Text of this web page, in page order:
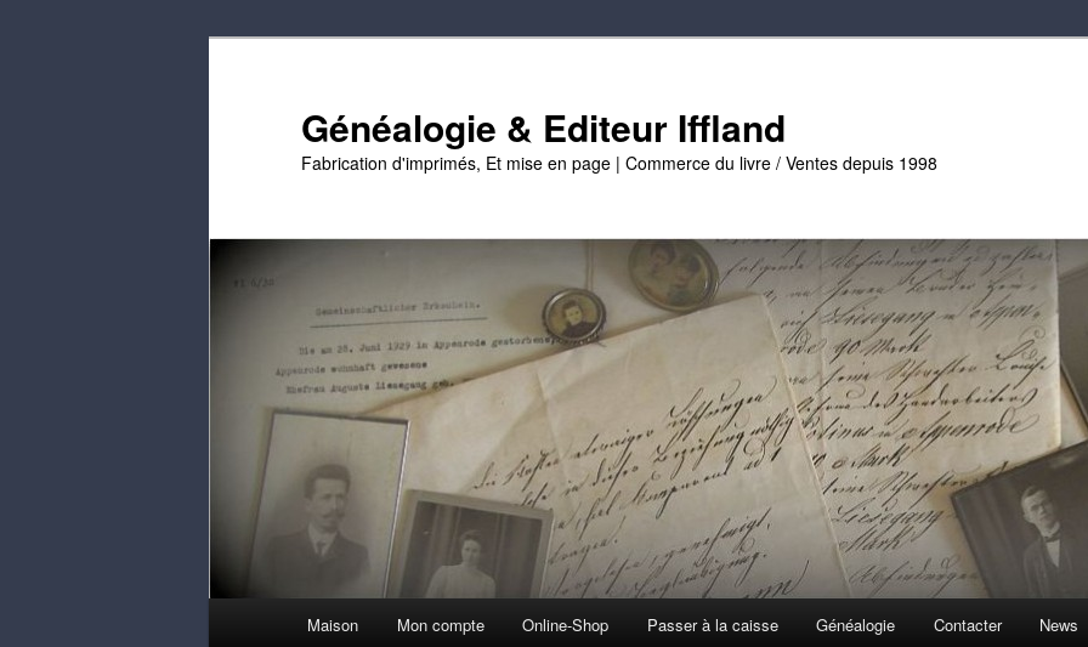
Généalogie & Editeur Iffland
Fabrication d'imprimés, Et mise en page | Commerce du livre / Ventes depuis 1998
Maison Mon compte Online-Shop Passer à la caisse Généalogie Contacter News